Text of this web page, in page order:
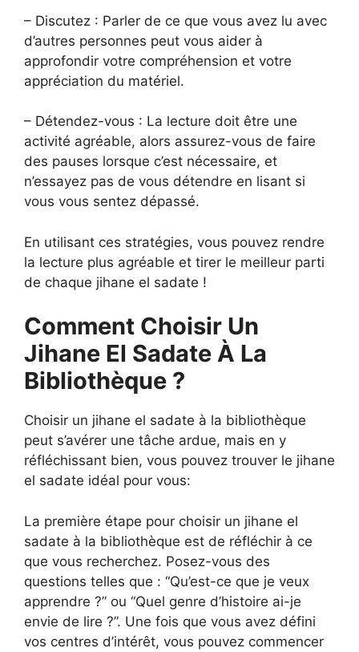
– Discutez : Parler de ce que vous avez lu avec
d’autres personnes peut vous aider à
approfondir votre compréhension et votre
appréciation du matériel.
– Détendez-vous : La lecture doit être une
activité agréable, alors assurez-vous de faire
des pauses lorsque c’est nécessaire, et
n’essayez pas de vous détendre en lisant si
vous vous sentez dépassé.
En utilisant ces stratégies, vous pouvez rendre
la lecture plus agréable et tirer le meilleur parti
de chaque jihane el sadate !
Comment Choisir Un
Jihane El Sadate À La
Bibliothèque ?
Choisir un jihane el sadate à la bibliothèque
peut s’avérer une tâche ardue, mais en y
réfléchissant bien, vous pouvez trouver le jihane
el sadate idéal pour vous:
La première étape pour choisir un jihane el
sadate à la bibliothèque est de réfléchir à ce
que vous recherchez. Posez-vous des
questions telles que : “Qu’est-ce que je veux
apprendre ?” ou “Quel genre d’histoire ai-je
envie de lire ?”. Une fois que vous avez défini
vos centres d’intérêt, vous pouvez commencer